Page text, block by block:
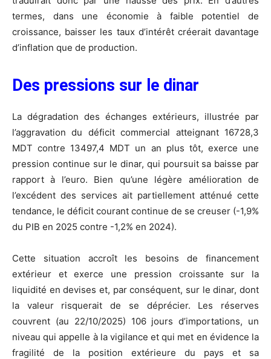
termes, dans une économie à faible potentiel de
croissance, baisser les taux d’intérêt créerait davantage
d’inflation que de production.
Des pressions sur le dinar
La dégradation des échanges extérieurs, illustrée par
l’aggravation du déficit commercial atteignant 16728,3
MDT contre 13497,4 MDT un an plus tôt, exerce une
pression continue sur le dinar, qui poursuit sa baisse par
rapport à l’euro. Bien qu’une légère amélioration de
l’excédent des services ait partiellement atténué cette
tendance, le déficit courant continue de se creuser (-1,9%
du PIB en 2025 contre -1,2% en 2024).
Cette situation accroît les besoins de financement
extérieur et exerce une pression croissante sur la
liquidité en devises et, par conséquent, sur le dinar, dont
la valeur risquerait de se déprécier. Les réserves
couvrent (au 22/10/2025) 106 jours d’importations, un
niveau qui appelle à la vigilance et qui met en évidence la
fragilité de la position extérieure du pays et sa